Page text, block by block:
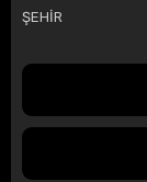
ŞEHİR